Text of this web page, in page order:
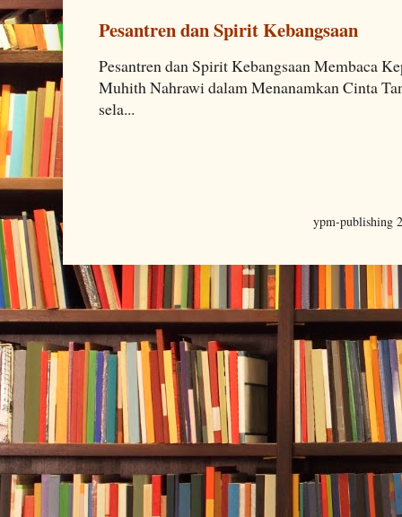
Pesantren dan Spirit Kebangsaan
Pesantren dan Spirit Kebangsaan Membaca
Muhith Nahrawi dalam Menanamkan Cinta
sela...
ypm-publishing